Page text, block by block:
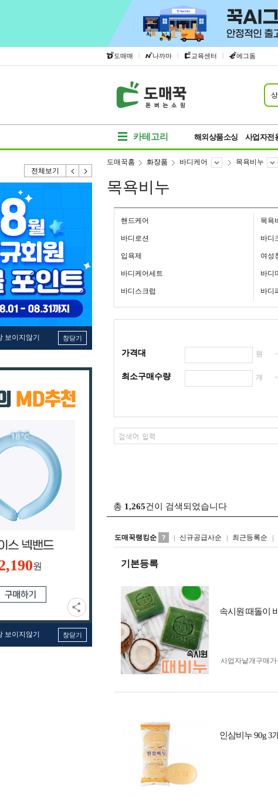
도매매 | 나까마 | 교육센터 | 에그돔
카테고리 해외상품소싱 사업자전
전체보기
보이지않기 창닫기
원
보이지않기 창닫기
도매꾹홈 화장품 바디케어 목욕비누
목욕비누
핸드케어 목욕
바디로션 바디
입욕제 여성
바디케어세트 바디
바디스크럽 바디
가격대 원
최소구매수량 개
총 1,265건이 검색되었습니다
도매꾹랭킹순 신규공급사순 최근등록순
기본등록
속시원 때돌이
사업자 낱개구매가
인삼비누 90g 3